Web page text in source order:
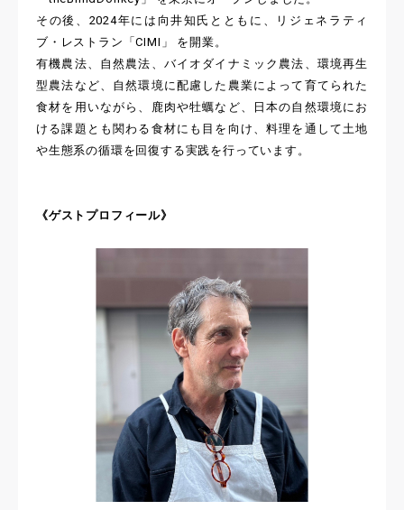
その後、2024年には向井知氏とともに、リジェネラティ
ブ・レストラン「CIMI」 を開業。
有機農法、自然農法、バイオダイナミック農法、環境再生
型農法など、自然環境に配慮した農業によって育てられた
食材を用いながら、鹿肉や牡蠣など、日本の自然環境にお
ける課題とも関わる食材にも目を向け、料理を通して土地
や生態系の循環を回復する実践を行っています。
《ゲストプロフィール》